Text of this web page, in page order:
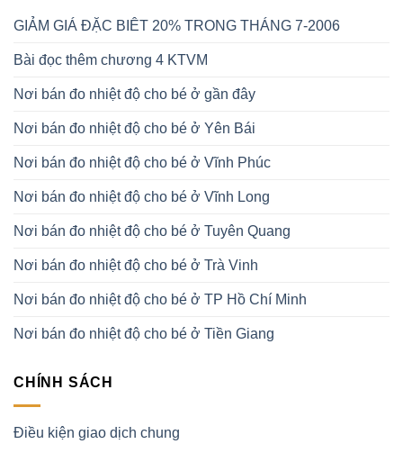
GIẢM GIÁ ĐẶC BIÊT 20% TRONG THÁNG 7-2006
Bài đọc thêm chương 4 KTVM
Nơi bán đo nhiệt độ cho bé ở gần đây
Nơi bán đo nhiệt độ cho bé ở Yên Bái
Nơi bán đo nhiệt độ cho bé ở Vĩnh Phúc
Nơi bán đo nhiệt độ cho bé ở Vĩnh Long
Nơi bán đo nhiệt độ cho bé ở Tuyên Quang
Nơi bán đo nhiệt độ cho bé ở Trà Vinh
Nơi bán đo nhiệt độ cho bé ở TP Hồ Chí Minh
Nơi bán đo nhiệt độ cho bé ở Tiền Giang
CHÍNH SÁCH
Điều kiện giao dịch chung